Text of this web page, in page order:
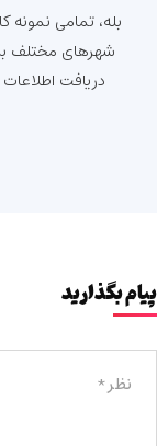
بله، تمامی نمونه
شهرهای مختلف
دریافت اطلاعات بیشتر با
پیام بگذارید